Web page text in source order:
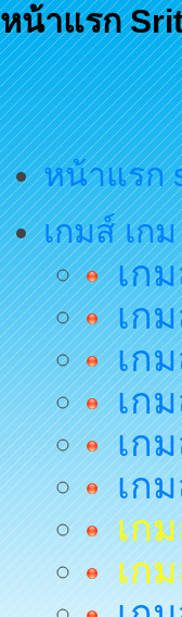
หน้าแรก
หน้าแรก
เกมส์ เกม
เกม
เกม
เกม
เกม
เกม
เกม
เก
เก